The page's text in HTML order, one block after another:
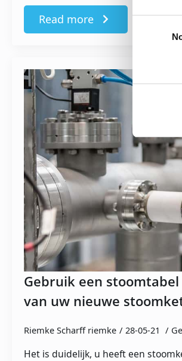
Read more
Gebruik een
van uw nieuwe
Riemke Scharff riemke 28-05-21
Het is duidelijk, u heeft een